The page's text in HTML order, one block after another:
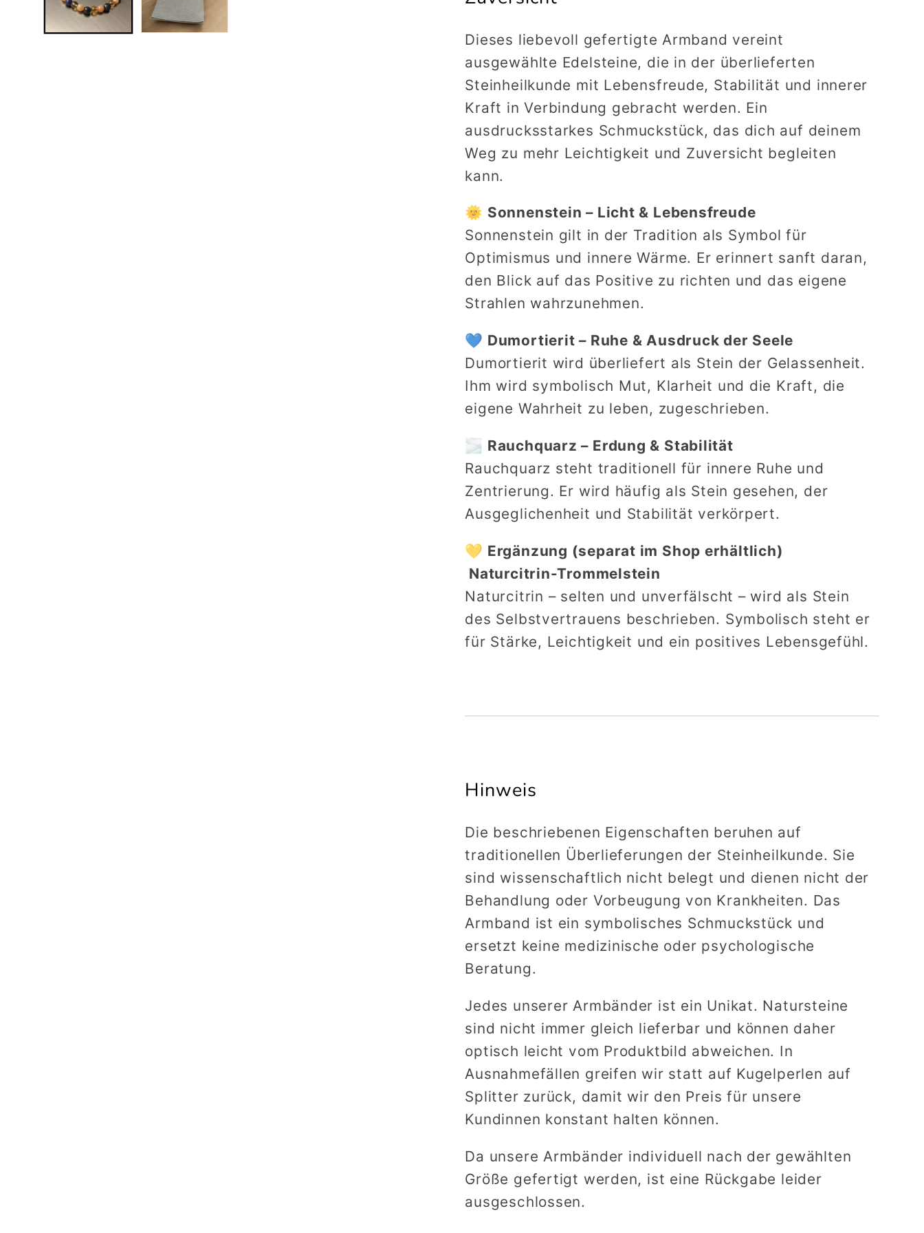
aus
Dumortierit
und
Rauchquarz
aus
Dumortierit
und
Rauchquarz
Dieses liebevoll gefertigte Armband vereint
ausgewählte Edelsteine, die in der überlieferten
Steinheilkunde mit Lebensfreude, Stabilität und innerer
Kraft in Verbindung gebracht werden. Ein
ausdrucksstarkes Schmuckstück, das dich auf deinem
Weg zu mehr Leichtigkeit und Zuversicht begleiten
kann.
🌞 Sonnenstein – Licht & Lebensfreude
Sonnenstein gilt in der Tradition als Symbol für
Optimismus und innere Wärme. Er erinnert sanft daran,
den Blick auf das Positive zu richten und das eigene
Strahlen wahrzunehmen.
💙 Dumortierit – Ruhe & Ausdruck der Seele
Dumortierit wird überliefert als Stein der Gelassenheit.
Ihm wird symbolisch Mut, Klarheit und die Kraft, die
eigene Wahrheit zu leben, zugeschrieben.
🌫 Rauchquarz – Erdung & Stabilität
Rauchquarz steht traditionell für innere Ruhe und
Zentrierung. Er wird häufig als Stein gesehen, der
Ausgeglichenheit und Stabilität verkörpert.
💛 Ergänzung (separat im Shop erhältlich)
Naturcitrin-Trommelstein
Naturcitrin – selten und unverfälscht – wird als Stein
des Selbstvertrauens beschrieben. Symbolisch steht er
für Stärke, Leichtigkeit und ein positives Lebensgefühl.
Hinweis
Die beschriebenen Eigenschaften beruhen auf
traditionellen Überlieferungen der Steinheilkunde. Sie
sind wissenschaftlich nicht belegt und dienen nicht der
Behandlung oder Vorbeugung von Krankheiten. Das
Armband ist ein symbolisches Schmuckstück und
ersetzt keine medizinische oder psychologische
Beratung.
Jedes unserer Armbänder ist ein Unikat. Natursteine
sind nicht immer gleich lieferbar und können daher
optisch leicht vom Produktbild abweichen. In
Ausnahmefällen greifen wir statt auf Kugelperlen auf
Splitter zurück, damit wir den Preis für unsere
Kundinnen konstant halten können.
Da unsere Armbänder individuell nach der gewählten
Größe gefertigt werden, ist eine Rückgabe leider
ausgeschlossen.